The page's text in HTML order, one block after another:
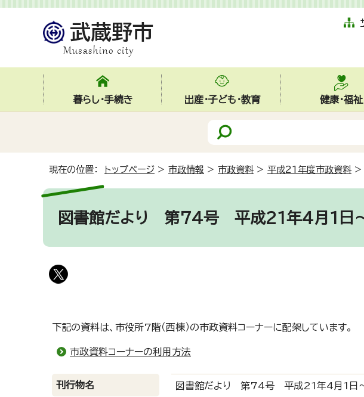
暮らし・手続き 出産・子ども・教育 健康・福祉
現在の位置： トップページ > 市政情報 > 市政資料 > 平成21年度市政資料 >
図書館だより 第74号 平成21年4月1日
下記の資料は、市役所7階（西棟）の市政資料コーナーに配架しています。
市政資料コーナーの利用方法
刊行物名 図書館だより 第74号 平成21年4月1